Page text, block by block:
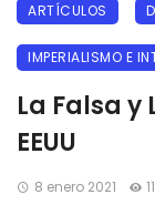
ARTÍCULOS
IMPERIALISMO E
La Falsa y
EEUU
8 enero 2021